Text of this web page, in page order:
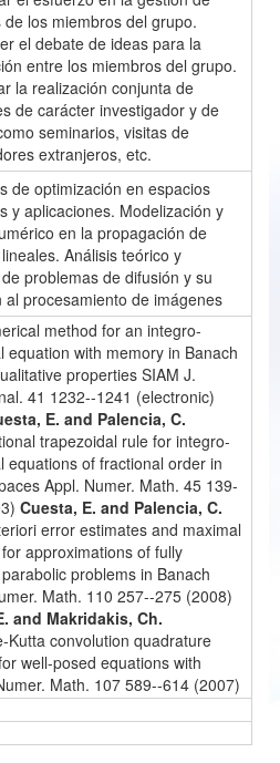
de los miembros del grupo.
el debate de ideas para la
entre los miembros del grupo.
la realización conjunta de
de carácter investigador y de
seminarios, visitas de
extranjeros, etc.
de optimización en espacios
y aplicaciones. Modelización y
en la propagación de
Análisis teórico y
problemas de difusión y su
al procesamiento de imágenes
method for an integro-
equation with memory in Banach
properties SIAM J.
41 1232--1241 (electronic)
E. and Palencia, C.
trapezoidal rule for integro-
equations of fractional order in
Appl. Numer. Math. 45 139-
Cuesta, E. and Palencia, C.
error estimates and maximal
approximations of fully
problems in Banach
Math. 110 257--275 (2008)
and Makridakis, Ch.
Kutta convolution quadrature
well-posed equations with
Math. 107 589--614 (2007)
P. and Cuesta, E. and Palencia,
quadrature time